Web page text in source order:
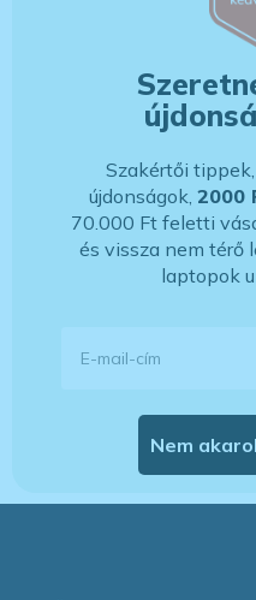
Szakértői
újdonságok, 2000
70.000 Ft feletti
és vissza nem térő
laptopok